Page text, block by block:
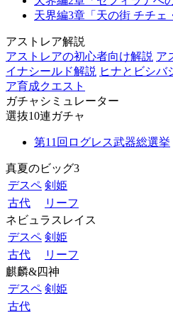
天界編3章「天の街 チチェ
アストレア解説
アストレアの初心者向け解説 ア
イナシールド解説 ヒナとビシバ
ア育成クエスト
ガチャシミュレーター
選抜10連ガチャ
第11回ログレス武器総選挙
真夏のビッグ3
デスペ 剣姫
古代
リーフ
ネビュラスレイス
デスペ 剣姫
古代
リーフ
麒麟&四神
デスペ 剣姫
古代